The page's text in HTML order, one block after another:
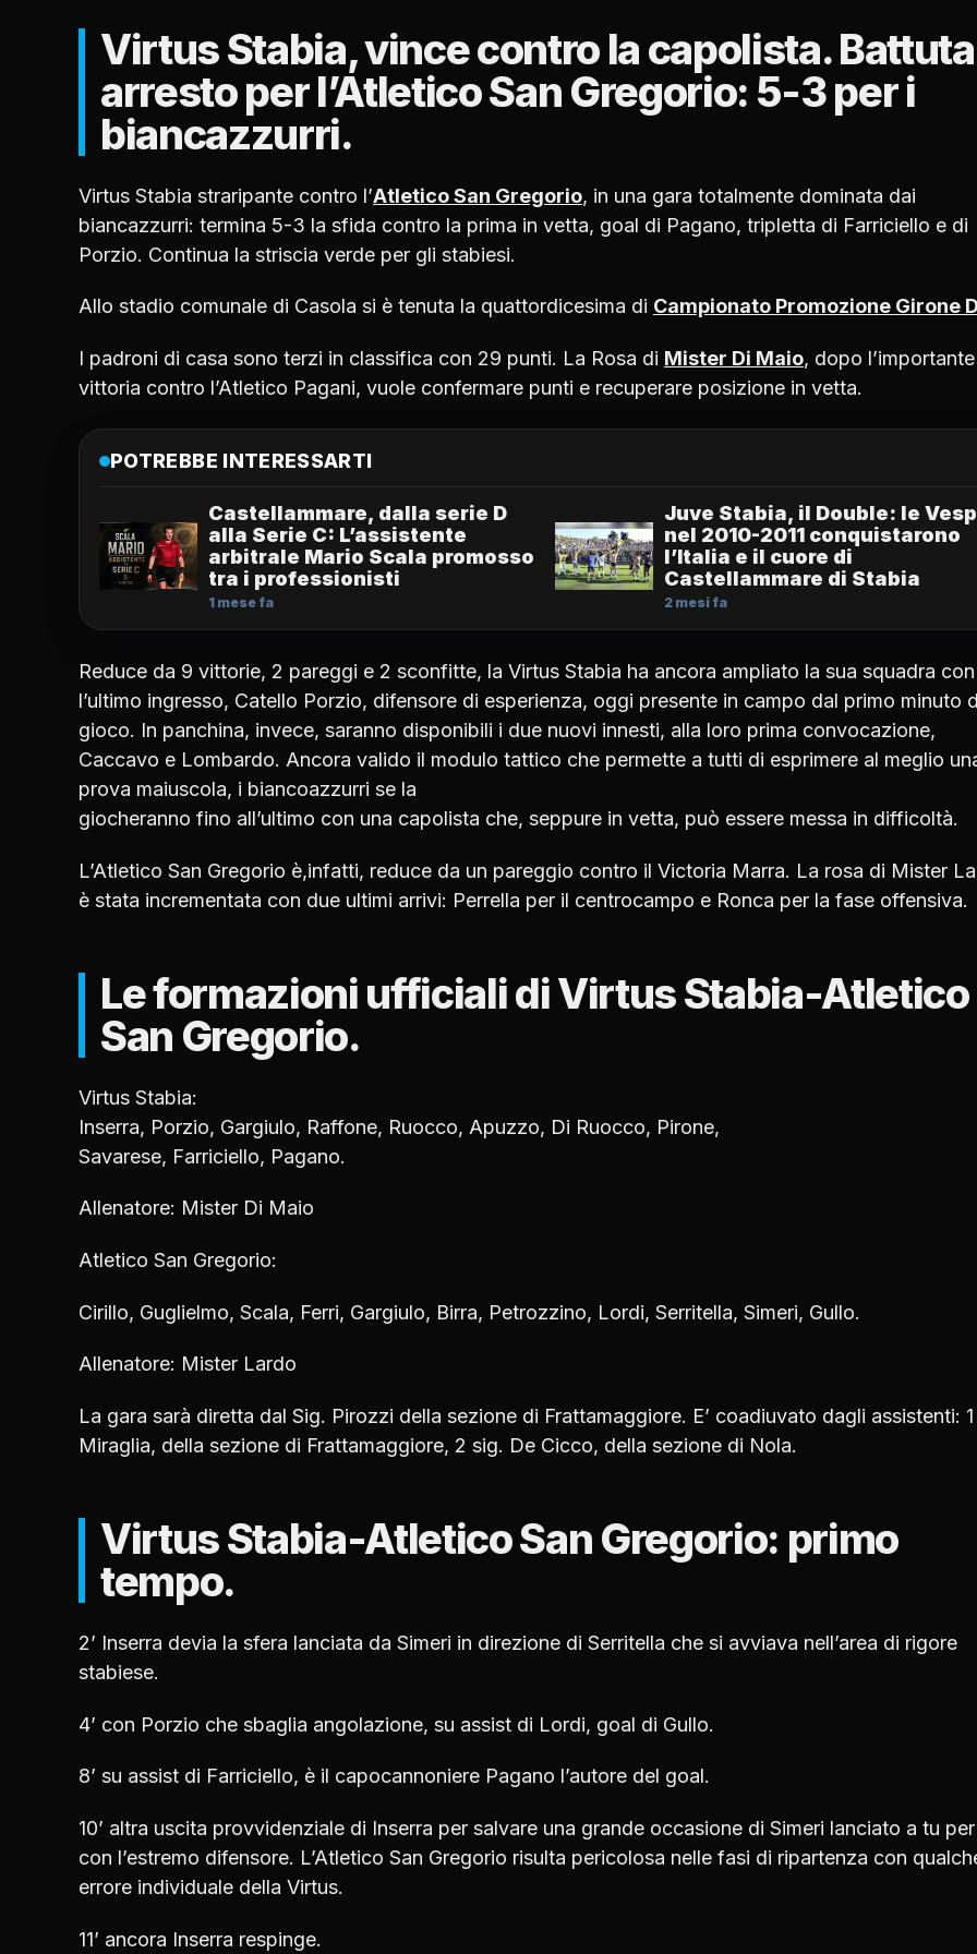
Virtus Stabia, vince contro la capolista.
arresto per l’Atletico San Gregorio: 5-3 per i
biancazzurri.
Virtus Stabia straripante contro l’Atletico San Gregorio, in una gara totalmente dominata dai
biancazzurri: termina 5-3 la sfida contro la prima in vetta, goal di Pagano, tripletta di Farriciello e di
Porzio. Continua la striscia verde per gli stabiesi.
Allo stadio comunale di Casola si è tenuta la quattordicesima di Campionato Promozione Girone
I padroni di casa sono terzi in classifica con 29 punti. La Rosa di Mister Di Maio, dopo l’importante
vittoria contro l’Atletico Pagani, vuole confermare punti e recuperare posizione in vetta.
POTREBBE INTERESSARTI
Castellammare, dalla serie D
alla Serie C: L’assistente
arbitrale Mario Scala promosso
tra i professionisti
1 mese fa
Juve Stabia, il Double: le
nel 2010-2011 conquistarono
l’Italia e il cuore di
Castellammare di Stabia
2 mesi fa
Reduce da 9 vittorie, 2 pareggi e 2 sconfitte, la Virtus Stabia ha ancora ampliato la sua squadra con
l’ultimo ingresso, Catello Porzio, difensore di esperienza, oggi presente in campo dal primo minuto
gioco. In panchina, invece, saranno disponibili i due nuovi innesti, alla loro prima convocazione,
Caccavo e Lombardo. Ancora valido il modulo tattico che permette a tutti di esprimere al meglio
prova maiuscola, i biancoazzurri se la
giocheranno fino all’ultimo con una capolista che, seppure in vetta, può essere messa in difficoltà.
L’Atletico San Gregorio è,infatti, reduce da un pareggio contro il Victoria Marra. La rosa di Mister
è stata incrementata con due ultimi arrivi: Perrella per il centrocampo e Ronca per la fase offensiva.
Le formazioni ufficiali di Virtus Stabia-Atletico
San Gregorio.
Virtus Stabia:
Inserra, Porzio, Gargiulo, Raffone, Ruocco, Apuzzo, Di Ruocco, Pirone,
Savarese, Farriciello, Pagano.
Allenatore: Mister Di Maio
Atletico San Gregorio:
Cirillo, Guglielmo, Scala, Ferri, Gargiulo, Birra, Petrozzino, Lordi, Serritella, Simeri, Gullo.
Allenatore: Mister Lardo
La gara sarà diretta dal Sig. Pirozzi della sezione di Frattamaggiore. E’ coadiuvato dagli assistenti:
Miraglia, della sezione di Frattamaggiore, 2 sig. De Cicco, della sezione di Nola.
Virtus Stabia-Atletico San Gregorio: primo
tempo.
2’ Inserra devia la sfera lanciata da Simeri in direzione di Serritella che si avviava nell’area di rigore
stabiese.
4’ con Porzio che sbaglia angolazione, su assist di Lordi, goal di Gullo.
8’ su assist di Farriciello, è il capocannoniere Pagano l’autore del goal.
10’ altra uscita provvidenziale di Inserra per salvare una grande occasione di Simeri lanciato a tu
con l’estremo difensore. L’Atletico San Gregorio risulta pericolosa nelle fasi di ripartenza con
errore individuale della Virtus.
11’ ancora Inserra respinge.